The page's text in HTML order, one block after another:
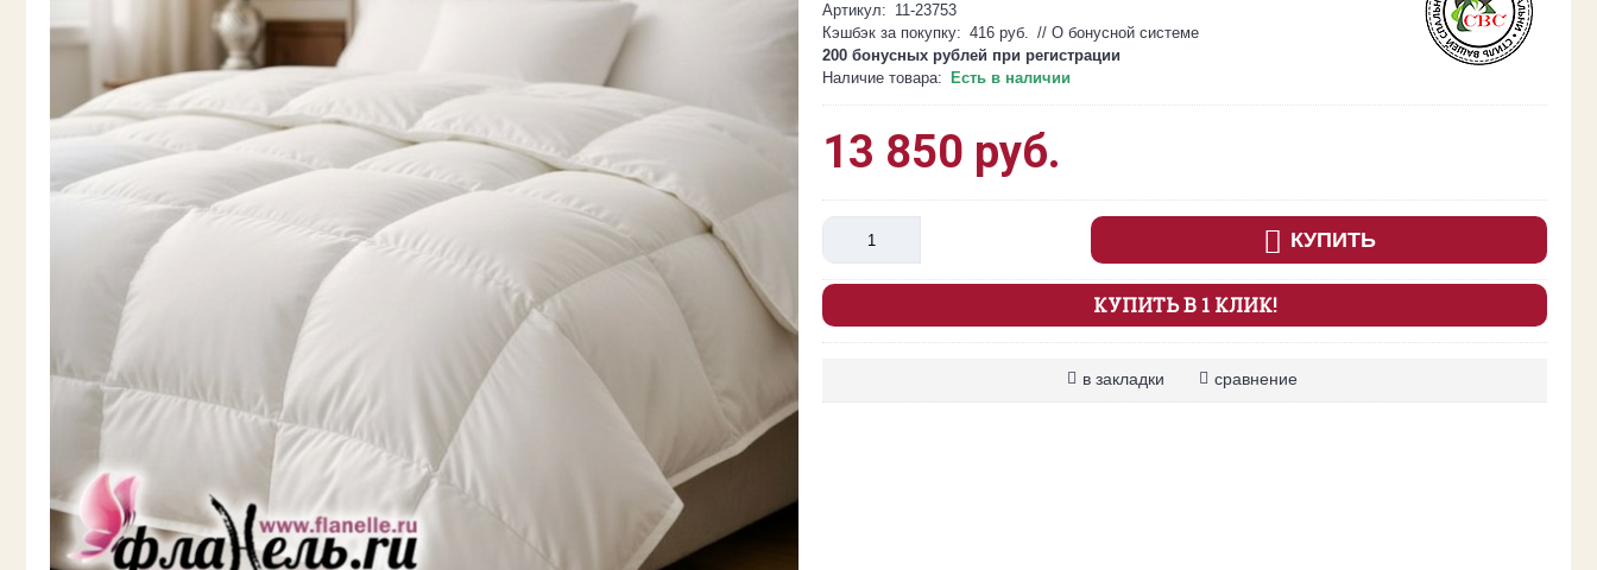
Артикул: 11-23753
Кэшбэк за покупку: 416 руб. // О бонусной системе
200 бонусных рублей при регистрации
Наличие товара:
Есть в наличии
13 850 руб.
КУПИТЬ
КУПИТЬ В 1 КЛИК!
в закладки сравнение